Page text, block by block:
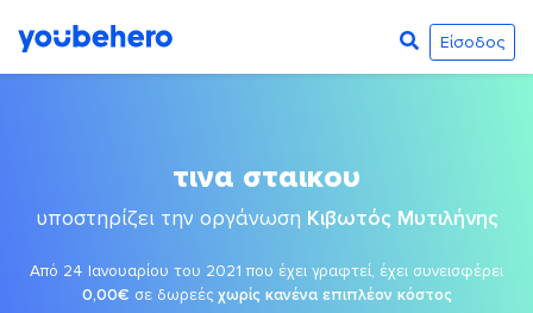
Είσοδος
τινα σταικου
υποστηρίζει την οργάνωση Κιβωτός Μυτιλήνης
Από 24 Ιανουαρίου του 2021 που έχει γραφτεί, έχει συνεισφέρει
0,00€ σε δωρεές χωρίς κανένα επιπλέον κόστος